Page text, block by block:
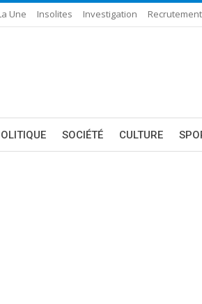
Une Insolites Investigation Recrutement
SOCIÉTÉ CULTURE